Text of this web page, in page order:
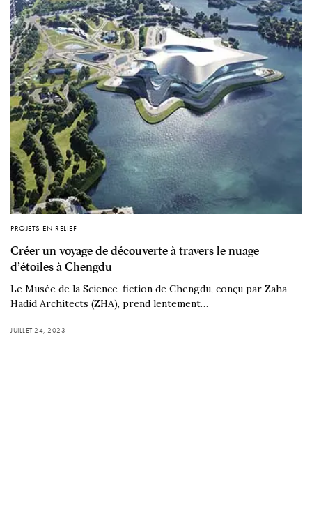
PROJETS EN RELIEF
Créer un voyage de découverte à travers le nuage
d’étoiles à Chengdu
Le Musée de la Science-fiction de Chengdu, conçu par Zaha
Hadid Architects (ZHA), prend lentement…
JUILLET 24, 2023